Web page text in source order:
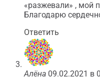
«разжевали» , мой
Благодарю
Ответить
Алёна 09.02.2021 в